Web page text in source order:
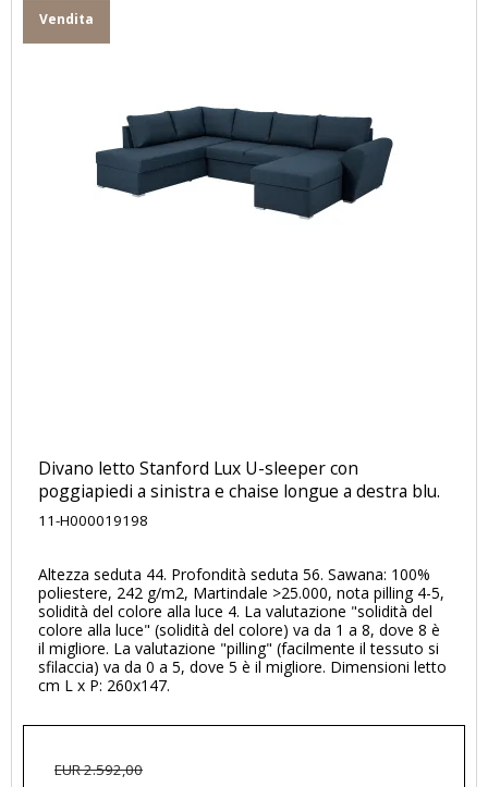
Vendita
Divano letto Stanford Lux ​​U-sleeper con
poggiapiedi a sinistra e chaise longue a destra blu.
11-H000019198
Altezza seduta 44. Profondità seduta 56. Sawana: 100%
poliestere, 242 g/m2, Martindale >25.000, nota pilling 4-5,
solidità del colore alla luce 4. La valutazione "solidità del
colore alla luce" (solidità del colore) va da 1 a 8, dove 8 è
il migliore. La valutazione "pilling" (facilmente il tessuto si
sfilaccia) va da 0 a 5, dove 5 è il migliore. Dimensioni letto
cm L x P: 260x147.
EUR 2.592,00